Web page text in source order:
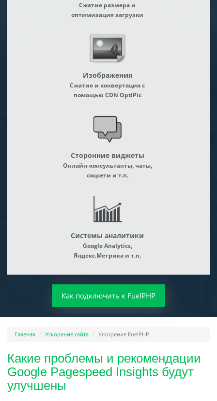
Сжатие размера и
оптимизация загрузки
Изображения
Сжатие и конвертация с
помощью CDN OptiPic
Сторонние виджеты
Онлайн-консультанты, чаты,
соцсети и т.п.
Системы аналитики
Google Analytics,
Яндекс.Метрика и т.п.
Как подключить к FuelPHP
Главная Ускорение сайта Ускорение FuelPHP
Какие проблемы и рекомендации
Google Pagespeed Insights будут
улучшены